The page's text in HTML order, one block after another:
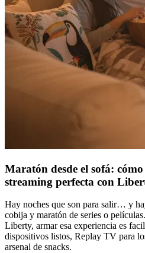
Maratón desde el sofá:
streaming perfecta con
Hay noches que son para salir… y
cobija y maratón de series o
Liberty, armar esa experiencia es
dispositivos listos, Replay TV para
arsenal de snacks.